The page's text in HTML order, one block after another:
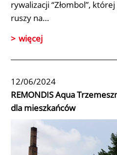
rywalizacji “Złombol”, której
ruszy na…
więcej
12/06/2024
REMONDIS Aqua
dla mieszkańców